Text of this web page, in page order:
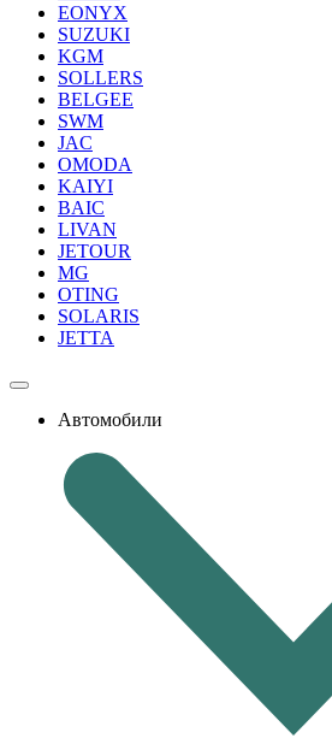
EONYX
SUZUKI
KGM
SOLLERS
BELGEE
SWM
JAC
OMODA
KAIYI
BAIC
LIVAN
JETOUR
MG
OTING
SOLARIS
JETTA
Автомобили